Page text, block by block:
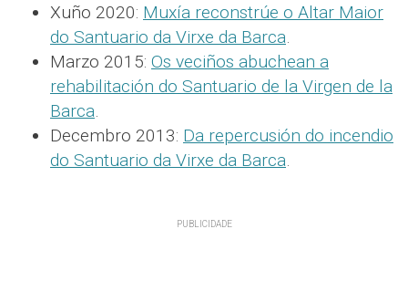
Xuño 2020: Muxía reconstrúe o Altar Maior
do Santuario da Virxe da Barca.
Marzo 2015: Os veciños abuchean a
rehabilitación do Santuario de la Virgen de la
Barca.
Decembro 2013: Da repercusión do incendio
do Santuario da Virxe da Barca.